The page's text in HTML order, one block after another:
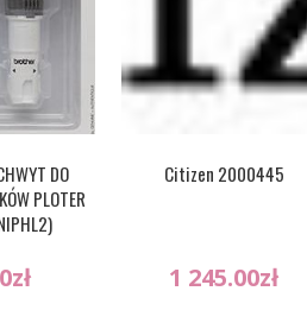
DO
PLOTER
zł
Citizen 2000445
1 245.00zł